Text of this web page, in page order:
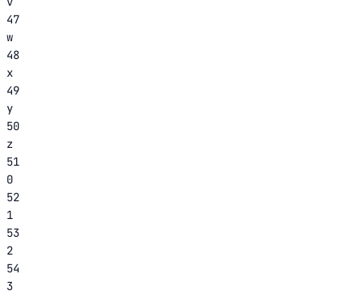
47
w
48
x
49
y
50
z
51
0
52
1
53
2
54
3